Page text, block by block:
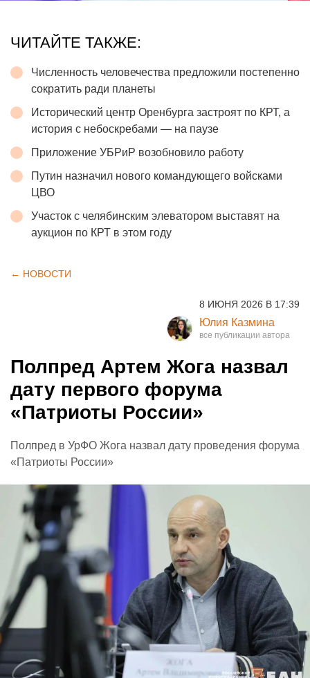
ЧИТАЙТЕ ТАКЖЕ:
Численность человечества предложили постепенно
сократить ради планеты
Исторический центр Оренбурга застроят по КРТ, а
история с небоскребами — на паузе
Приложение УБРиР возобновило работу
Путин назначил нового командующего войсками
ЦВО
Участок с челябинским элеватором выставят на
аукцион по КРТ в этом году
← НОВОСТИ
8 ИЮНЯ 2026 В 17:39
Юлия Казмина
Полпред Артем Жога назвал
дату первого форума
«Патриоты России»
Полпред в УрФО Жога назвал дату проведения форума
«Патриоты России»